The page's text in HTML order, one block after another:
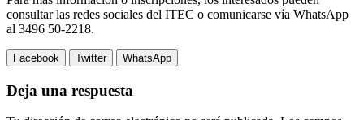
consultar las redes sociales del ITEC o comunicarse vía WhatsApp
al 3496 50-2218.
Facebook Twitter WhatsApp
Deja una respuesta